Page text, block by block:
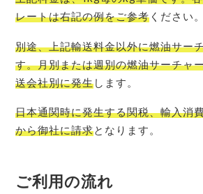
レートは右記の例をご参考 ください。
別途、上記輸送料金以外に燃油サー
す。月別または週別の燃油サーチャ
送会社別に発生します。
日本通関時に発生する関税、輸入消
から御社に請求となります。
ご利用の流れ